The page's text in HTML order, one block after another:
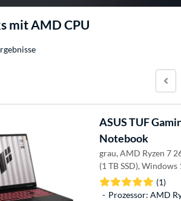
mit AMD CPU
ASUSTUF
Notebook
grau, AMD Ryzen 7
(1 TB SSD), Windows
(1)
Prozessor: AMD